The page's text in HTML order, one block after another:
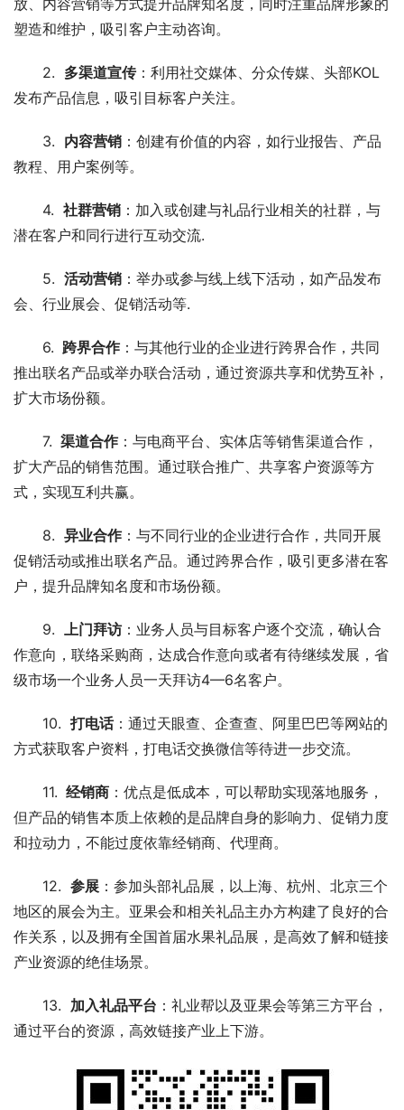
放、内容营销等方式提升品牌知名度，同时注重品牌形象的
塑造和维护，吸引客户主动咨询。
2. 多渠道宣传：利用社交媒体、分众传媒、头部KOL
发布产品信息，吸引目标客户关注。
3. 内容营销 ：创建有价值的内容，如行业报告、产品
教程、用户案例等。
4. 社群营销 ：加入或创建与礼品行业相关的社群，与
潜在客户和同行进行互动交流.
5. 活动营销 ：举办或参与线上线下活动，如产品发布
会、行业展会、促销活动等.
6. 跨界合作：与其他行业的企业进行跨界合作，共同
推出联名产品或举办联合活动，通过资源共享和优势互补，
扩大市场份额。
7. 渠道合作：与电商平台、实体店等销售渠道合作，
扩大产品的销售范围。通过联合推广、共享客户资源等方
式，实现互利共赢。
8. 异业合作：与不同行业的企业进行合作，共同开展
促销活动或推出联名产品。通过跨界合作，吸引更多潜在客
户，提升品牌知名度和市场份额。
9. 上门拜访：业务人员与目标客户逐个交流，确认合
作意向，联络采购商，达成合作意向或者有待继续发展，省
级市场一个业务人员一天拜访4—6名客户。
10. 打电话：通过天眼查、企查查、阿里巴巴等网站的
方式获取客户资料，打电话交换微信等待进一步交流。
11. 经销商 ：优点是低成本，可以帮助实现落地服务，
但产品的销售本质上依赖的是品牌自身的影响力、促销力度
和拉动力，不能过度依靠经销商、代理商。
12. 参展 ：参加头部礼品展，以上海、杭州、北京三个
地区的展会为主。亚果会和相关礼品主办方构建了良好的合
作关系，以及拥有全国首届水果礼品展，是高效了解和链接
产业资源的绝佳场景。
13. 加入礼品平台 ：礼业帮以及亚果会等第三方平台，
通过平台的资源，高效链接产业上下游。